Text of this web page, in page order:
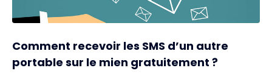
Comment recevoir les SMS d’un autre
portable sur le mien gratuitement ?